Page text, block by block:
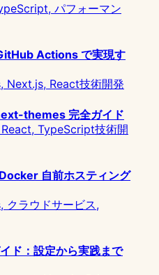
パフォーマン
Actions で実現す
Next.js, React技術開発
themes 完全ガイド
TypeScript技術開
自前ホスティング
クラウドサービス,
ド：設定から実践まで